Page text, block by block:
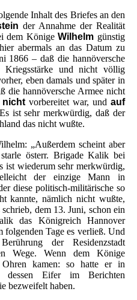
Inhalt des Briefes an den
der Annahme der Realität
dem KönigeWilhelm günstig
abermals an das Datum zu
1866 – daß die hannöversche
und nicht völlig
eben damals und später in
die hannöversche Armee nicht
nicht vorbereitet war, und auf
ist sehr merkwürdig, daß der
das nicht wußte.
„Außerdem scheint aber
österr. Brigade Kalik bei
ist wiederum sehr merkwürdig,
der einzige Mann in
diese politisch-militärische so
kannte, nämlich nicht wußte,
dem 13. Juni, schon ein
das Königreich Hannover
folgenden Tage es verließ. Und
der Residenzstadt
Wege. Wenn dem Könige
Ohren kamen: so hatte er in
dessen Eifer im Berichten
bezweifelt haben.